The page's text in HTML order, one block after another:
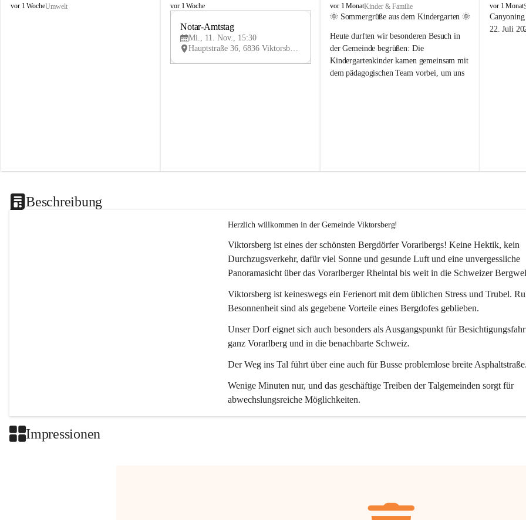
V
vor 1 WocheUmwelt
V
vor 1 Woche
V
Notar-Amtstag
Mi., 11. Nov., 15:30
Hauptstraße 36, 6836 Viktorsberg, AUT
V
i
t
o
r
s
vor 1 MonatKinder & Familie
🌞 Sommergrüße aus dem Kindergarten 🌞
Heute durften wir besonderen Besuch in
der Gemeinde begrüßen: Die
Kindergartenkinder kamen gemeinsam mit
dem pädagogischen Team vorbei, um uns
V
i
k
vor 1 Monat
22. Juli
Beschreibung
Herzlich willkommen in der Gemeinde Viktorsberg!
Viktorsberg ist eines der schönsten Bergdörfer Vorarlbergs! Keine Hektik, kein
Durchzugsverkehr, dafür viel Sonne und gesunde Luft und eine unvergessliche
Panoramasicht über das Vorarlberger Rheintal bis weit in die Schweizer
Viktorsberg ist keineswegs ein Ferienort mit dem üblichen Stress und Trubel.
Besonnenheit sind als gegebene Vorteile eines Bergdofes geblieben.
Unser Dorf eignet sich auch besonders als Ausgangspunkt für
ganz Vorarlberg und in die benachbarte Schweiz.
Der Weg ins Tal führt über eine auch für Busse problemlose breite
Wenige Minuten nur, und das geschäftige Treiben der Talgemeinden sorgt für
abwechslungsreiche Möglichkeiten.
Impressionen